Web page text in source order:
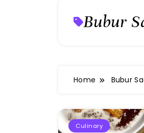
Bubur
Home Bubur
Culinary